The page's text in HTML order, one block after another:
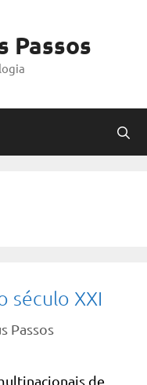
Passos
século XXI
Passos
de